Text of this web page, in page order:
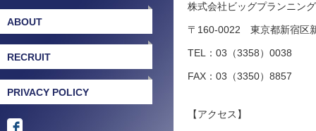
ABOUT
RECRUIT
PRIVACY POLICY
株式会社ビッグプランニング
〒160-0022 東京都新宿区
TEL：03（3358）0038
FAX：03（3350）8857
【アクセス】